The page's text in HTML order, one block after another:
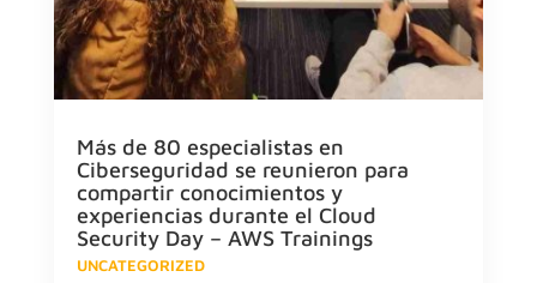
Más de 80 especialistas en
Ciberseguridad se reunieron para
compartir conocimientos y
experiencias durante el Cloud
Security Day – AWS Trainings
UNCATEGORIZED